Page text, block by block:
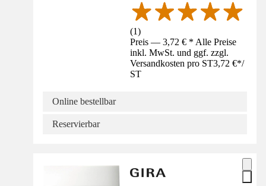
(1)
Preis — 3,72 € * Alle Preise
inkl. MwSt. und ggf. zzgl.
Versandkosten pro ST3,72 €*/
ST
Online bestellbar
Reservierbar